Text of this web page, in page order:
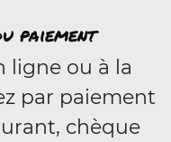
paiement
ligne ou à la
par paiement
chèque